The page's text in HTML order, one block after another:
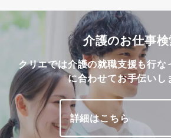
介護のお仕事検
クリエでは介護の就職支援も行な
に合わせてお手伝いし
詳細はこちら